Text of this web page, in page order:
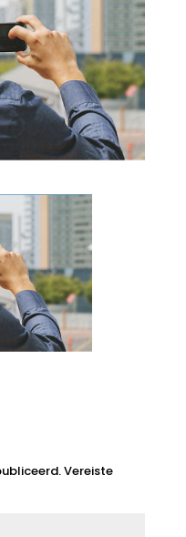
Vereiste